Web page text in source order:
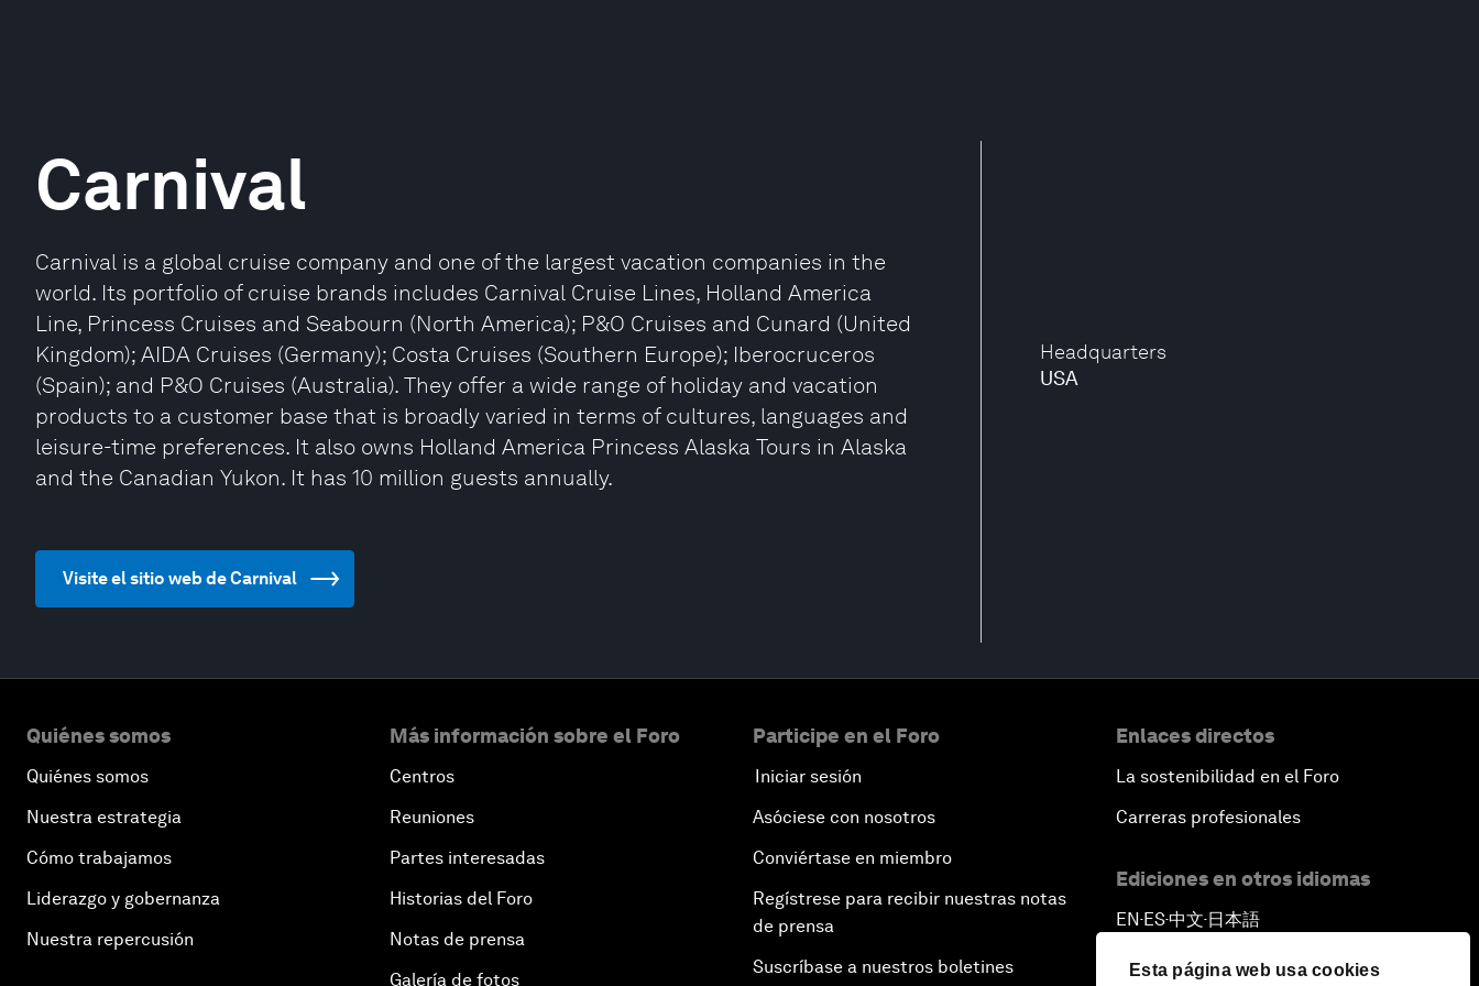
Esta página web usa cookies
Headquarters
USA
Carnival
Carnival is a global cruise company and one of the largest vacation companies in the
world. Its portfolio of cruise brands includes Carnival Cruise Lines, Holland America
Line, Princess Cruises and Seabourn (North America); P&O Cruises and Cunard (United
Kingdom); AIDA Cruises (Germany); Costa Cruises (Southern Europe); Iberocruceros
(Spain); and P&O Cruises (Australia). They offer a wide range of holiday and vacation
products to a customer base that is broadly varied in terms of cultures, languages and
leisure-time preferences. It also owns Holland America Princess Alaska Tours in Alaska
and the Canadian Yukon. It has 10 million guests annually.
Visite el sitio web de Carnival
Quiénes somos
Quiénes somos
Nuestra estrategia
Cómo trabajamos
Liderazgo y gobernanza
Nuestra repercusión
Más información sobre el Foro
Centros
Reuniones
Partes interesadas
Historias del Foro
Notas de prensa
Galería de fotos
Participe en el Foro
Iniciar sesión
Asóciese con nosotros
Conviértase en miembro
Regístrese para recibir nuestras notas
de prensa
Suscríbase a nuestros boletines
Enlaces directos
La sostenibilidad en el Foro
Carreras profesionales
Ediciones en otros idiomas
EN ▪ES▪中文▪ 日本語